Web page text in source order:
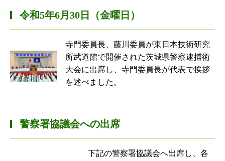
令和5年6月30日（金曜日）
寺門委員長、藤川委員が東日本技術研究
所武道館で開催された茨城県警察逮捕術
大会に出席し、寺門委員長が代表で挨拶
を述べました。
警察署協議会への出席
下記の警察署協議会へ出席し、各